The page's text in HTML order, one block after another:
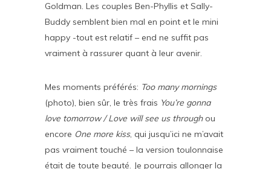
Goldman. Les couples Ben-Phyllis et Sally-
Buddy semblent bien mal en point et le mini
happy -tout est relatif – end ne suffit pas
vraiment à rassurer quant à leur avenir.
Mes moments préférés: Too many mornings
(photo), bien sûr, le très frais You’re gonna
love tomorrow / Love will see us throughou
encore One more kiss, qui jusqu’ici ne m’avait
pas vraiment touché – la version toulonnaise
était de toute beauté. Je pourrais allonger la